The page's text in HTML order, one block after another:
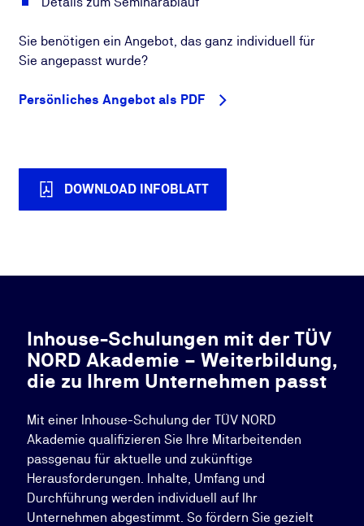
Sie benötigen ein Angebot, das ganz individuell für
Sie angepasst wurde?
Persönliches Angebot als PDF
DOWNLOAD INFOBLATT
Inhouse-Schulungen mit der TÜV
NORD Akademie – Weiterbildung,
die zu Ihrem Unternehmen passt
Mit einer Inhouse-Schulung der TÜV NORD
Akademie qualifizieren Sie Ihre Mitarbeitenden
passgenau für aktuelle und zukünftige
Herausforderungen. Inhalte, Umfang und
Durchführung werden individuell auf Ihr
Unternehmen abgestimmt. So fördern Sie gezielt